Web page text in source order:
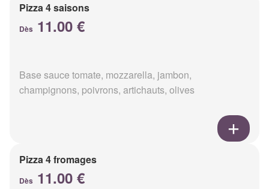
Pizza 4 saisons
Dès 11.00 €
Base sauce tomate, mozzarella, jambon,
champignons, poivrons, artichauts, olives
Pizza 4 fromages
Dès 11.00 €